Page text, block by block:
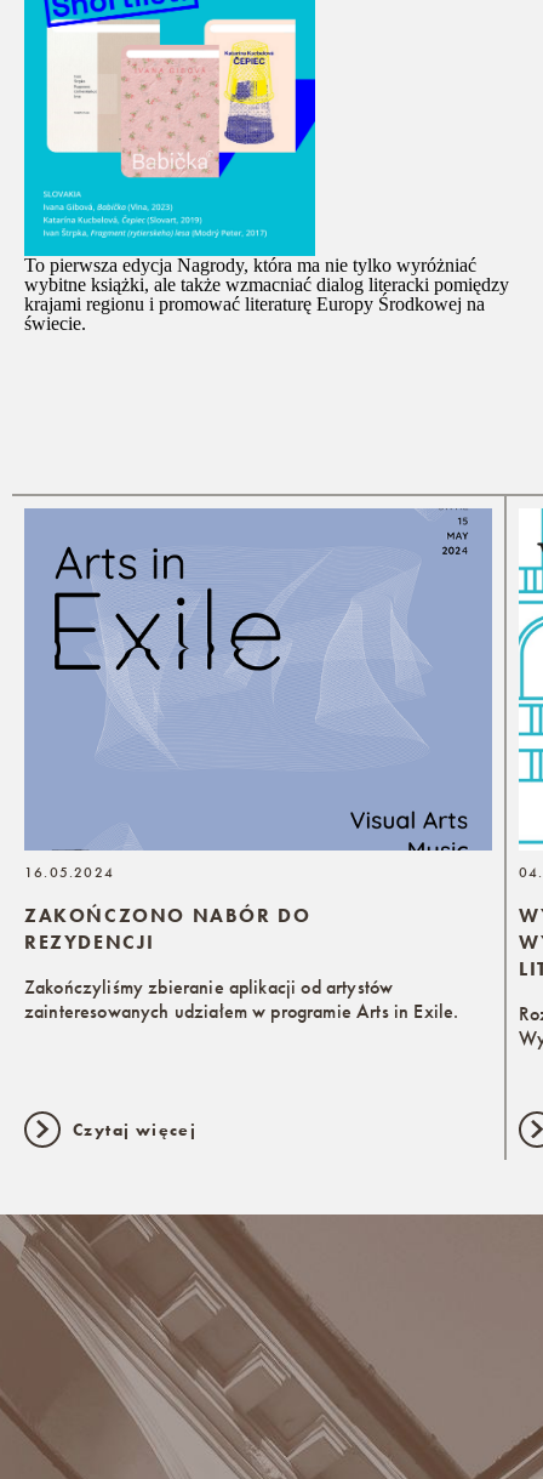
To pierwsza edycja Nagrody, która ma nie tylko wyróżniać
wybitne książki, ale także wzmacniać dialog literacki pomiędzy
krajami regionu i promować literaturę Europy Środkowej na
świecie.
ZAKOŃCZONO NABÓR DO
REZYDENCJI
16.05.2024
Zakończyliśmy zbieranie aplikacji od artystów
zainteresowanych udziałem w programie Arts in Exile.
Czytaj więcej